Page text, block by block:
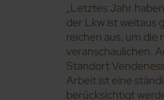
„Letztes Jahr
der Lkw ist weitaus
reichen aus, um
veranschaulichen.
Standort
Arbeit ist eine
berücksichtigt